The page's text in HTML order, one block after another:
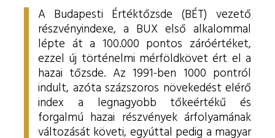
A Budapesti Értéktőzsde (BÉT) vezető
részvényindexe, a BUX első alkalommal
lépte át a 100.000 pontos záróértéket,
ezzel új történelmi mérföldkövet ért el a
hazai tőzsde. Az 1991-ben 1000 pontról
indult, azóta százszoros növekedést elérő
index a legnagyobb tőkeértékű és
forgalmú hazai részvények árfolyamának
változását követi, egyúttal pedig a magyar